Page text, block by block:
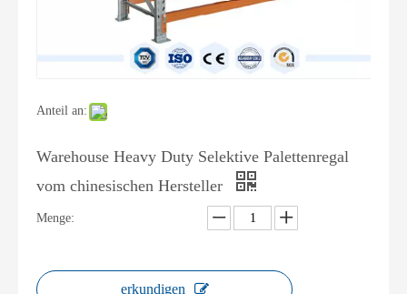
Anteil an:
Warehouse Heavy Duty Selektive Palettenregal
vom chinesischen Hersteller
Menge:
erkundigen